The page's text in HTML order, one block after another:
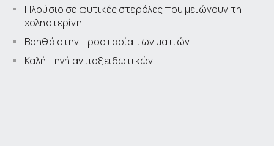
Πλούσιο σε φυτικές στερόλες που μειώνουν τη
χοληστερίνη.
Βοηθά στην προστασία των ματιών.
Καλή πηγή αντιοξειδωτικών.